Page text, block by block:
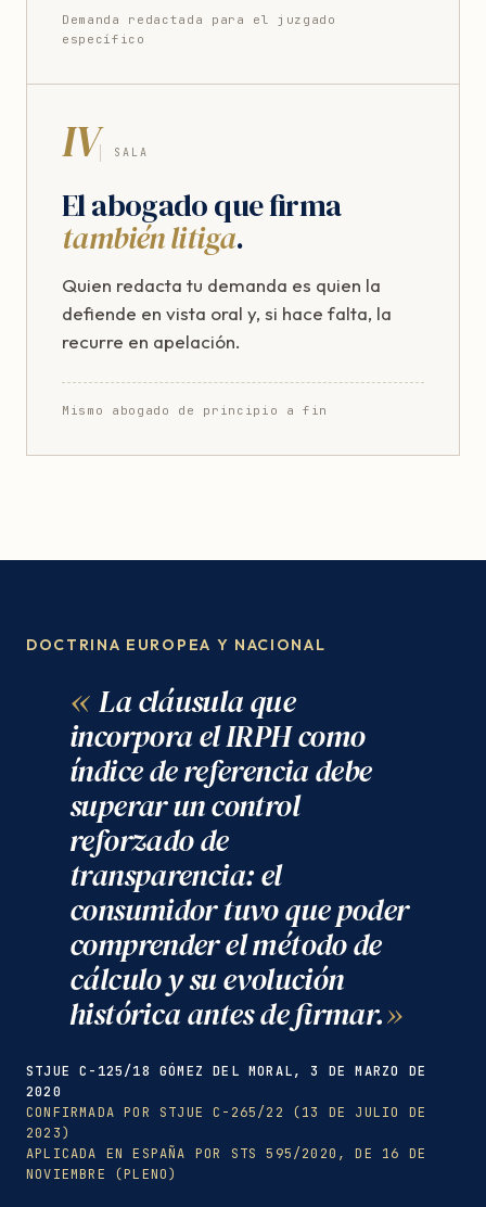
Demanda redactada para el juzgado
específico
IV SALA
El abogado que firma
también litiga.
Quien redacta tu demanda es quien la
defiende en vista oral y, si hace falta, la
recurre en apelación.
Mismo abogado de principio a fin
DOCTRINA EUROPEA Y NACIONAL
La cláusula que
incorpora el IRPH como
índice de referencia debe
superar un control
reforzado de
transparencia: el
consumidor tuvo que poder
comprender el método de
cálculo y su evolución
histórica antes de firmar.
STJUE C-125/18 GÓMEZ DEL MORAL, 3 DE MARZO DE
2020
CONFIRMADA POR STJUE C-265/22 (13 DE JULIO DE
2023)
APLICADA EN ESPAÑA POR STS 595/2020, DE 16 DE
NOVIEMBRE (PLENO)